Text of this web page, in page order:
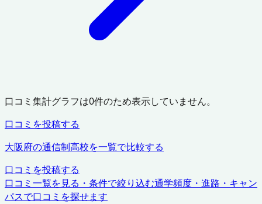
口コミ集計グラフは0件のため表示していません。
口コミを投稿する
大阪府の通信制高校を一覧で比較する
口コミを投稿する
口コミ一覧を見る・条件で絞り込む通学頻度・進路・キャン
パスで口コミを探せます